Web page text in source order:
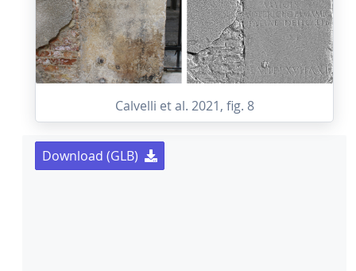
Calvelli et al. 2021, fig. 8
Download (GLB)